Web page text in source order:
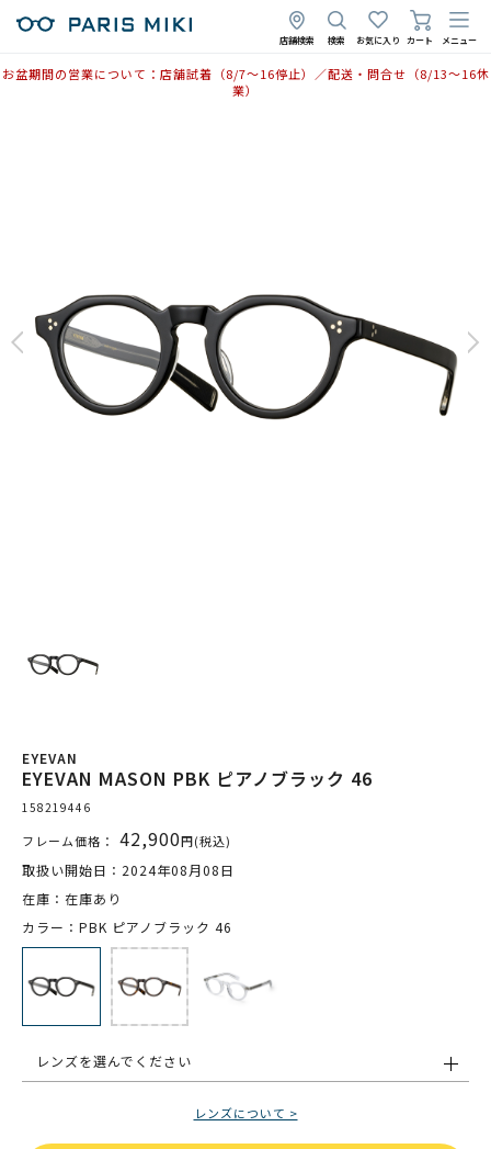
店舗検索 検索 お気に入り カート メニュー
お盆期間の営業について：店舗試着（8/7〜16停止）／配送・問合せ（8/13〜16休
業）
EYEVAN
EYEVAN MASON PBK ピアノブラック 46
158219446
フレーム価格： 42,900円(税込)
取扱い開始日：2024年08月08日
在庫：在庫あり
カラー：PBK ピアノブラック 46
レンズを選んでください
レンズについて >